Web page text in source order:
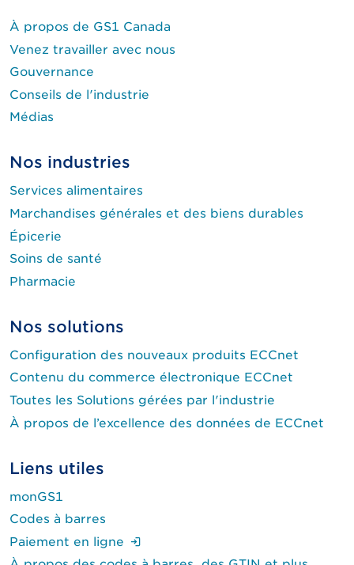
À propos de GS1 Canada
Venez travailler avec nous
Gouvernance
Conseils de l'industrie
Médias
Nos industries
Services alimentaires
Marchandises générales et des biens durables
Épicerie
Soins de santé
Pharmacie
Nos solutions
Configuration des nouveaux produits ECCnet
Contenu du commerce électronique ECCnet
Toutes les Solutions gérées par l'industrie
À propos de l’excellence des données de ECCnet
Liens utiles
monGS1
Codes à barres
Paiement en ligne